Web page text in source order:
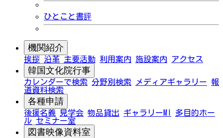
ひとこと書評
機関紹介
挨拶 沿革 主要活動 利用案内 施設案内 アクセス
韓国文化院行事
カレンダーで検索 分野別検索 メディアギャラリー 報
道資料検索
各種申請
後援名義 見学会 物品貸出 ギャラリーMI
多目的ホー
ル セミナー室
図書映像資料室